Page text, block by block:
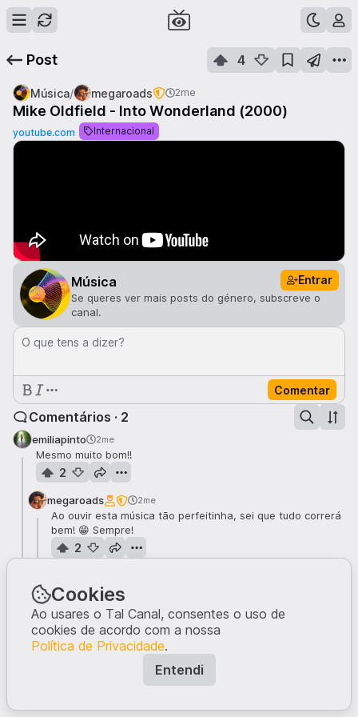
Post 4
Música/ megaroads 2me
Mike Oldfield - Into Wonderland (2000)
youtube.com Internacional
Música Entrar
Se queres ver mais posts do género, subscreve o
canal.
O que tens a dizer?
Comentar
Comentários · 2
emiliapinto 2me
Mesmo muito bom!!
2
megaroads 2me
Ao ouvir esta música tão perfeitinha, sei que tudo correrá
bem! 😁 Sempre!
2
Cookies
Ao usares o Tal Canal, consentes o uso de
cookies de acordo com a nossa
Política de Privacidade.
Entendi